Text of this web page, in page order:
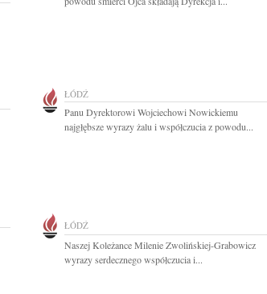
ŁÓDŹ
Panu Dyrektorowi Wojciechowi Nowickiemu
najgłębsze wyrazy żalu i współczucia z powodu...
ŁÓDŹ
Naszej Koleżance Milenie Zwolińskiej-Grabowicz
wyrazy serdecznego współczucia i...